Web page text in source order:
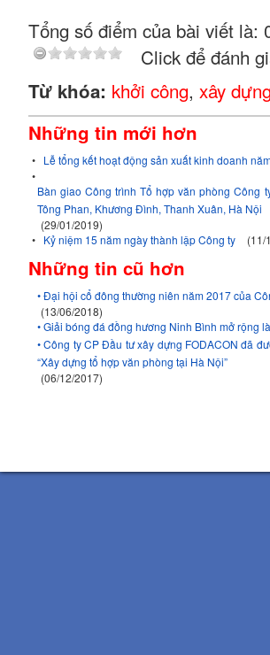
Tổng số điểm của bài viết là:
Click để đánh
Từ khóa: khởi công, xây dựng
Những tin mới hơn
• Lễ tổng kết hoạt động sản xuất kinh doanh
•
Bàn giao Công trình Tổ hợp văn phòng Công
Tông Phan, Khương Đình, Thanh Xuân, Hà Nội
(29/01/2019)
• Kỷ niệm 15 năm ngày thành lập Công ty (11/
Những tin cũ hơn
• Đại hội cổ đông thường niên năm 2017 của
(13/06/2018)
• Giải bóng đá đồng hương Ninh Bình mở rộng
• Công ty CP Đầu tư xây dựng FODACON đã
“Xây dựng tổ hợp văn phòng tại Hà Nội”
(06/12/2017)